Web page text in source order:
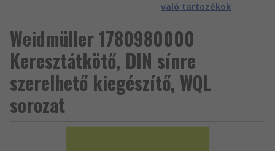
való tartozékok
Weidmüller 1780980000
Keresztátkötő, DIN sínre
szerelhető kiegészítő, WQL
sorozat